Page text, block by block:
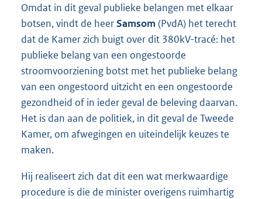
Omdat in dit geval publieke belangen met elkaar
botsen, vindt de heerSamsom (PvdA) het terecht
dat de Kamer zich buigt over dit 380kV-tracé: het
publieke belang van een ongestoorde
stroomvoorziening botst met het publieke belang
van een ongestoord uitzicht en een ongestoorde
gezondheid of in ieder geval de beleving daarvan.
Het is dan aan de politiek, in dit geval de Tweede
Kamer, om afwegingen en uiteindelijk keuzes te
maken.
Hij realiseert zich dat dit een wat merkwaardige
procedure is die de minister overigens ruimhartig